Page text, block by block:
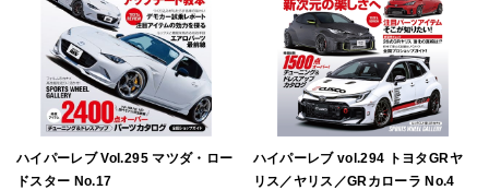
ハイパーレブ Vol.295 マツダ・ロー
ドスター No.17
ハイパーレブ vol.294 トヨタGRヤ
リス／ヤリス／GRカローラ No.4